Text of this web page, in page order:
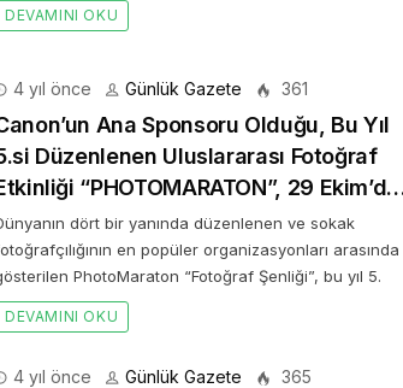
DEVAMINI OKU
4 yıl önce Günlük Gazete 361
Ana Sponsoru Olduğu, Bu Yıl
Düzenlenen Uluslararası Fotoğraf
“PHOTOMARATON”, 29 Ekim’de
Bayram Coşkusuyla Bir
dört bir yanında düzenlenen ve sokak
en popüler organizasyonları arasında
PhotoMaraton “Fotoğraf Şenliği”, bu yıl 5.
DEVAMINI OKU
4 yıl önce Günlük Gazete 365